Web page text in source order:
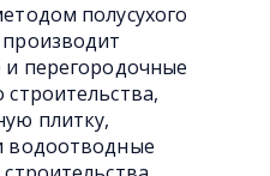
полусухого
и перегородочные
плитку,
водоотводные